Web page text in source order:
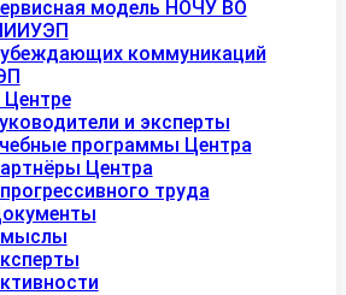
модель НОЧУ ВО
коммуникаций
Центре
и эксперты
программы Центра
Центра
труда